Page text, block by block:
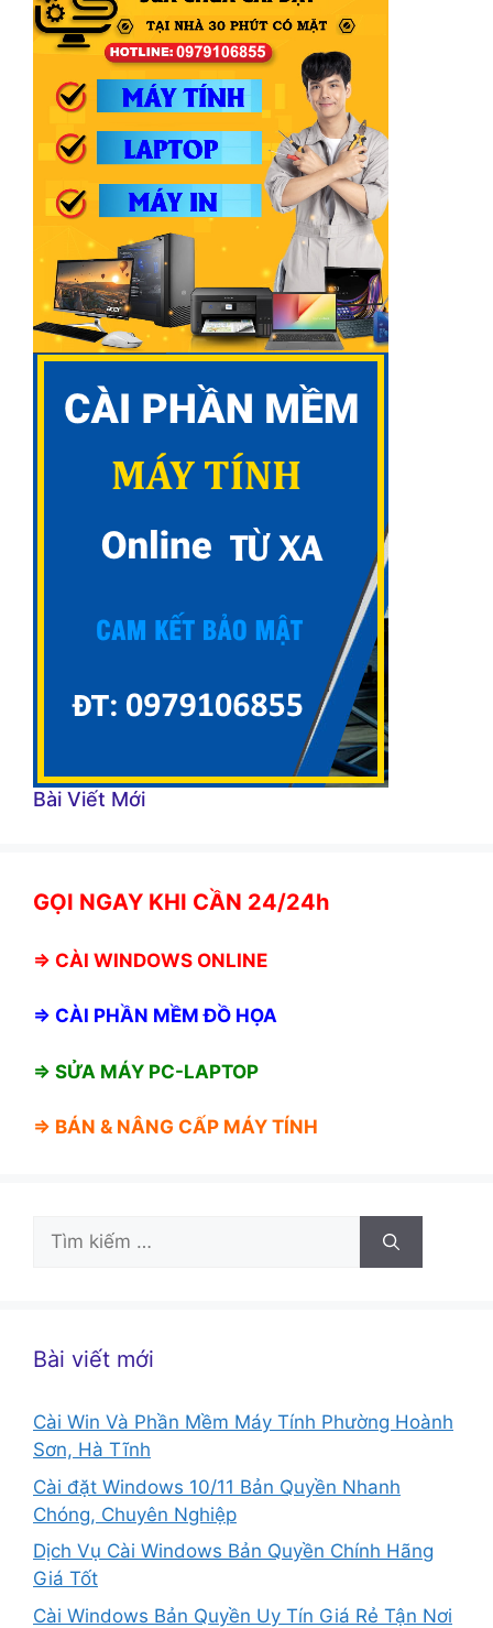
Bài Viết Mới
GỌI NGAY KHI CẦN 24/24h
⇒ CÀI WINDOWS ONLINE
⇒ CÀI PHẦN MỀM ĐỒ HỌA
⇒ SỬA MÁY PC-LAPTOP
⇒ BÁN & NÂNG CẤP MÁY TÍNH
Tìm
Bài viết mới
Cài Win Và Phần Mềm Máy Tính Phường Hoành
Sơn, Hà Tĩnh
Cài đặt Windows 10/11 Bản Quyền Nhanh
Chóng, Chuyên Nghiệp
Dịch Vụ Cài Windows Bản Quyền Chính Hãng
Giá Tốt
Cài Windows Bản Quyền Uy Tín Giá Rẻ Tận Nơi